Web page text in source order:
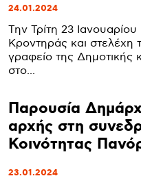
24.01.2024
Την Τρίτη 23
Κροντηράς και
γραφείο της Δημοτικής
στο...
Παρουσία
αρχής στη
Κοινότητας
23.01.2024